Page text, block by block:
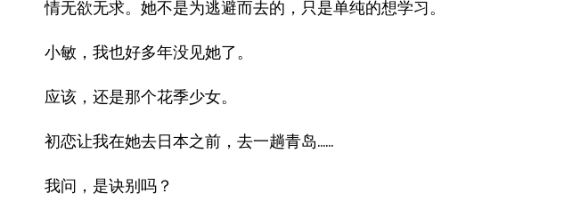
情无欲无求。她不是为逃避而去的，只是单纯的想学习。
小敏，我也好多年没见她了。
应该，还是那个花季少女。
初恋让我在她去日本之前，去一趟青岛……
我问，是诀别吗？